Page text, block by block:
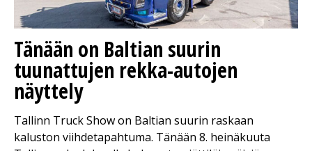
Tänään on Baltian suurin
tuunattujen rekka-autojen
näyttely
Tallinn Truck Show on Baltian suurin raskaan
kaluston viihdetapahtuma. Tänään 8. heinäkuuta